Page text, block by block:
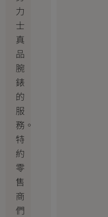
力
士
真
品
腕
錶
的
服
務。
特
約
零
售
商
們